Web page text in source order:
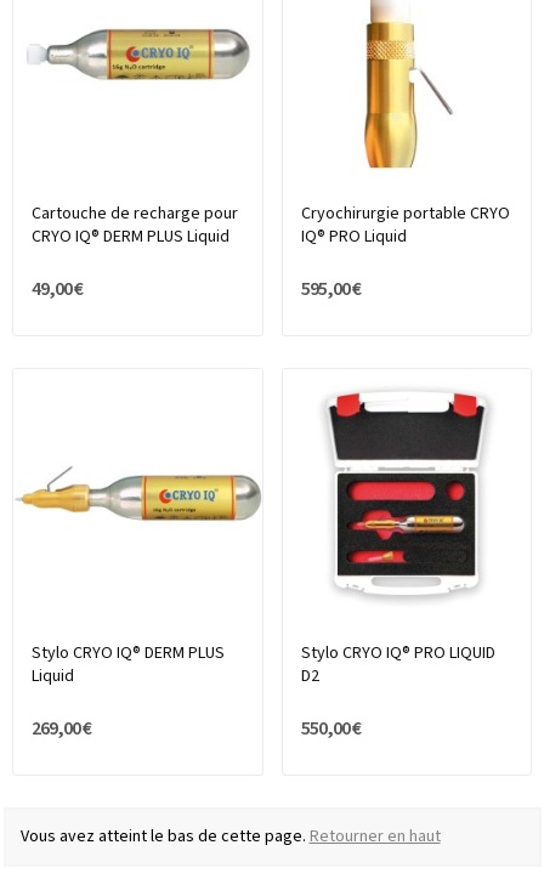
Cartouche de recharge pour
CRYO IQ® DERM PLUS Liquid
49,00 €
Cryochirurgie portable CRYO
IQ® PRO Liquid
595,00 €
Stylo CRYO IQ® DERM PLUS
Liquid
269,00 €
Stylo CRYO IQ® PRO LIQUID
D2
550,00 €
Vous avez atteint le bas de cette page. Retourner en haut